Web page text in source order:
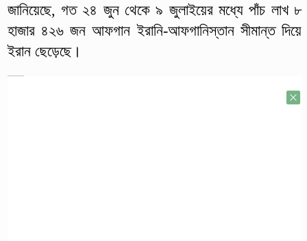
জানিয়েছে, গত ২৪ জুন থেকে ৯ জুলাইয়ের মধ্যে পাঁচ লাখ ৮
হাজার ৪২৬ জন আফগান ইরানি-আফগানিস্তান সীমান্ত দিয়ে
ইরান ছেড়েছে।